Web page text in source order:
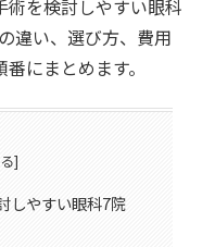
術を検討しやすい眼科
違い、選び方、費用
にまとめます。
しやすい眼科7院